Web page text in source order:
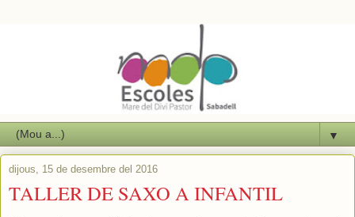
▼
dijous, 15 de desembre del 2016
TALLER DE SAXO A INFANTIL